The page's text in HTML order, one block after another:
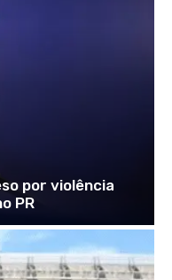
por violência
PR